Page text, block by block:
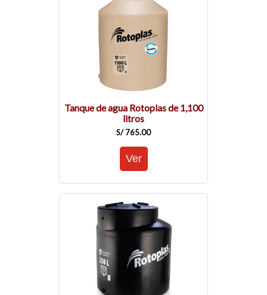
Tanque de agua Rotoplas de 1,100
litros
S/ 765.00